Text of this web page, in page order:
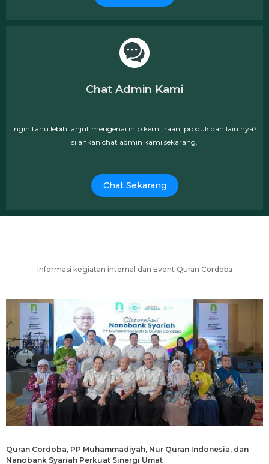
Chat Admin Kami
Ingin tahu lebih lanjut mengenai info kemitraan, produk dan lain nya?
silahkan chat admin kami sekarang.
Chat Sekarang
Informasi kegiatan internal dan Event Quran Cordoba
Quran Cordoba, PP Muhammadiyah, Nur Quran Indonesia, dan
Nanobank Syariah Perkuat Sinergi Umat